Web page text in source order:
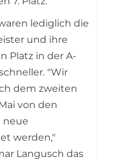
lediglich die
und ihre
Platz in der A-
"Wir
dem zweiten
von den
neue
werden,"
Langusch das